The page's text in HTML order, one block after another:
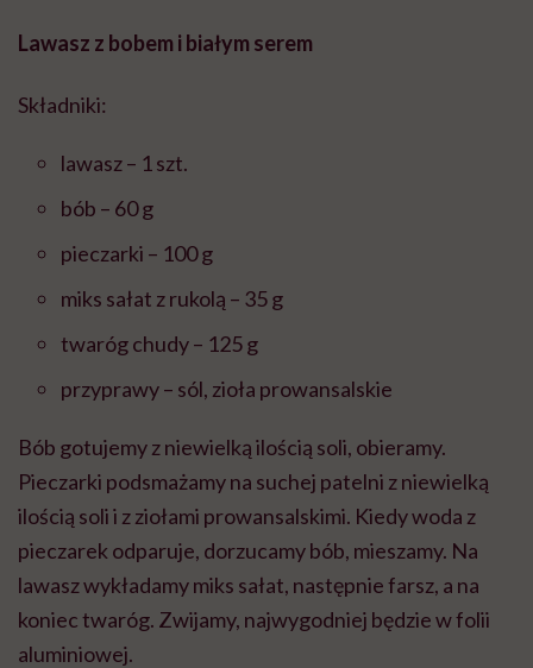
Lawasz z bobem i białym serem
Składniki:
lawasz – 1 szt.
bób – 60 g
pieczarki – 100 g
miks sałat z rukolą – 35 g
twaróg chudy – 125 g
przyprawy – sól, zioła prowansalskie
Bób gotujemy z niewielką ilością soli, obieramy.
Pieczarki podsmażamy na suchej patelni z niewielką
ilością soli i z ziołami prowansalskimi. Kiedy woda z
pieczarek odparuje, dorzucamy bób, mieszamy. Na
lawasz wykładamy miks sałat, następnie farsz, a na
koniec twaróg. Zwijamy, najwygodniej będzie w folii
aluminiowej.